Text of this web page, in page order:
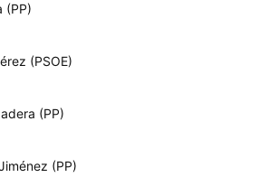
(PP)
(PSOE)
(PP)
(PP)